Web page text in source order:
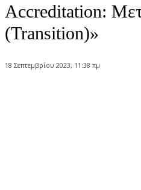
Accreditation:
(Transition)»
18 Σεπτεμβρίου 2023, 11:38 πμ